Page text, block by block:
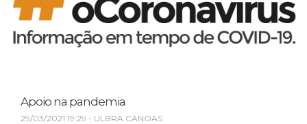
Apoio na pandemia
29/03/2021 19:29 - ULBRA CANOAS